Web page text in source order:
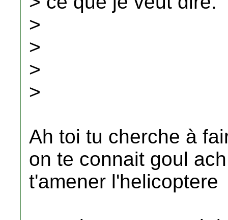
>
>
>
>
Ah toi tu cherche à
on te connait goul
t'amener l'helicoptere